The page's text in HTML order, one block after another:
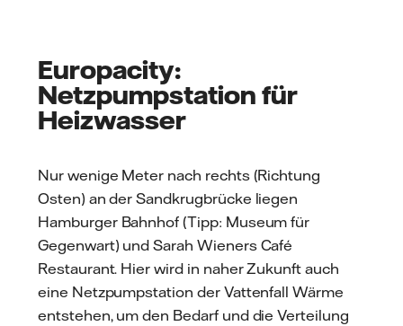
Europacity:
Netzpumpstation für
Heizwasser
Nur wenige Meter nach rechts (Richtung
Osten) an der Sandkrugbrücke liegen
Hamburger Bahnhof (Tipp: Museum für
Gegenwart) und Sarah Wieners Café
Restaurant. Hier wird in naher Zukunft auch
eine Netzpumpstation der Vattenfall Wärme
entstehen, um den Bedarf und die Verteilung